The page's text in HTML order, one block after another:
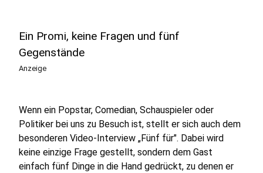
Ein Promi, keine Fragen und fünf
Gegenstände
Anzeige
Wenn ein Popstar, Comedian, Schauspieler oder
Politiker bei uns zu Besuch ist, stellt er sich auch dem
besonderen Video-Interview „Fünf für". Dabei wird
keine einzige Frage gestellt, sondern dem Gast
einfach fünf Dinge in die Hand gedrückt, zu denen er